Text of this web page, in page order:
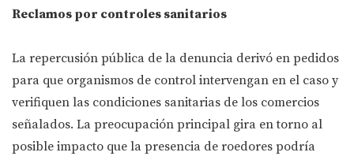
Reclamos por controles sanitarios
La repercusión pública de la denuncia derivó en pedidos
para que organismos de control intervengan en el caso y
verifiquen las condiciones sanitarias de los comercios
señalados. La preocupación principal gira en torno al
posible impacto que la presencia de roedores podría